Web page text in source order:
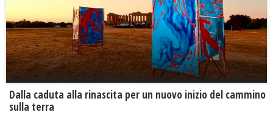
Dalla caduta alla rinascita per un nuovo inizio del cammino
sulla terra